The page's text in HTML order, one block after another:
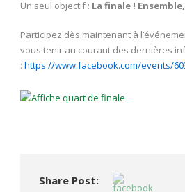
Un seul objectif : La finale !
Participez dès maintenant à
vous tenir au courant des dernières
: https://www.facebook.com/events/
Share Post: